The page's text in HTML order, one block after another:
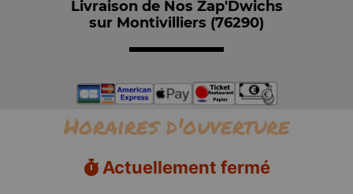
Livraison de Nos Zap'Dwichs
sur Montivilliers (76290)
Horaires d'ouverture
Actuellement fermé